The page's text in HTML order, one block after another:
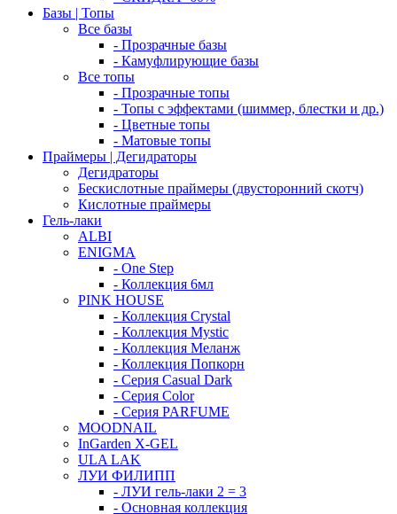
Базы | Топы
Все базы
- Прозрачные базы
- Камуфлирующие базы
Все топы
- Прозрачные топы
- Топы с эффектами (шиммер, блестки и др.)
- Цветные топы
- Матовые топы
Праймеры | Дегидраторы
Дегидраторы
Бескислотные праймеры (двусторонний скотч)
Кислотные праймеры
Гель-лаки
ALBI
ENIGMA
- One Step
- Коллекция 6мл
PINK HOUSE
- Коллекция Crystal
- Коллекция Mystic
- Коллекция Меланж
- Коллекция Попкорн
- Серия Casual Dark
- Серия Color
- Серия PARFUME
MOODNAIL
InGarden X-GEL
ULA LAK
ЛУИ ФИЛИПП
- ЛУИ гель-лаки 2 = 3
- Основная коллекция